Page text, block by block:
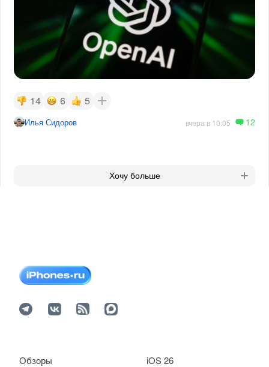
14 6 5
Илья Сидоров вчера в 10:05 12
Хочу больше
iOS 26
Обзоры